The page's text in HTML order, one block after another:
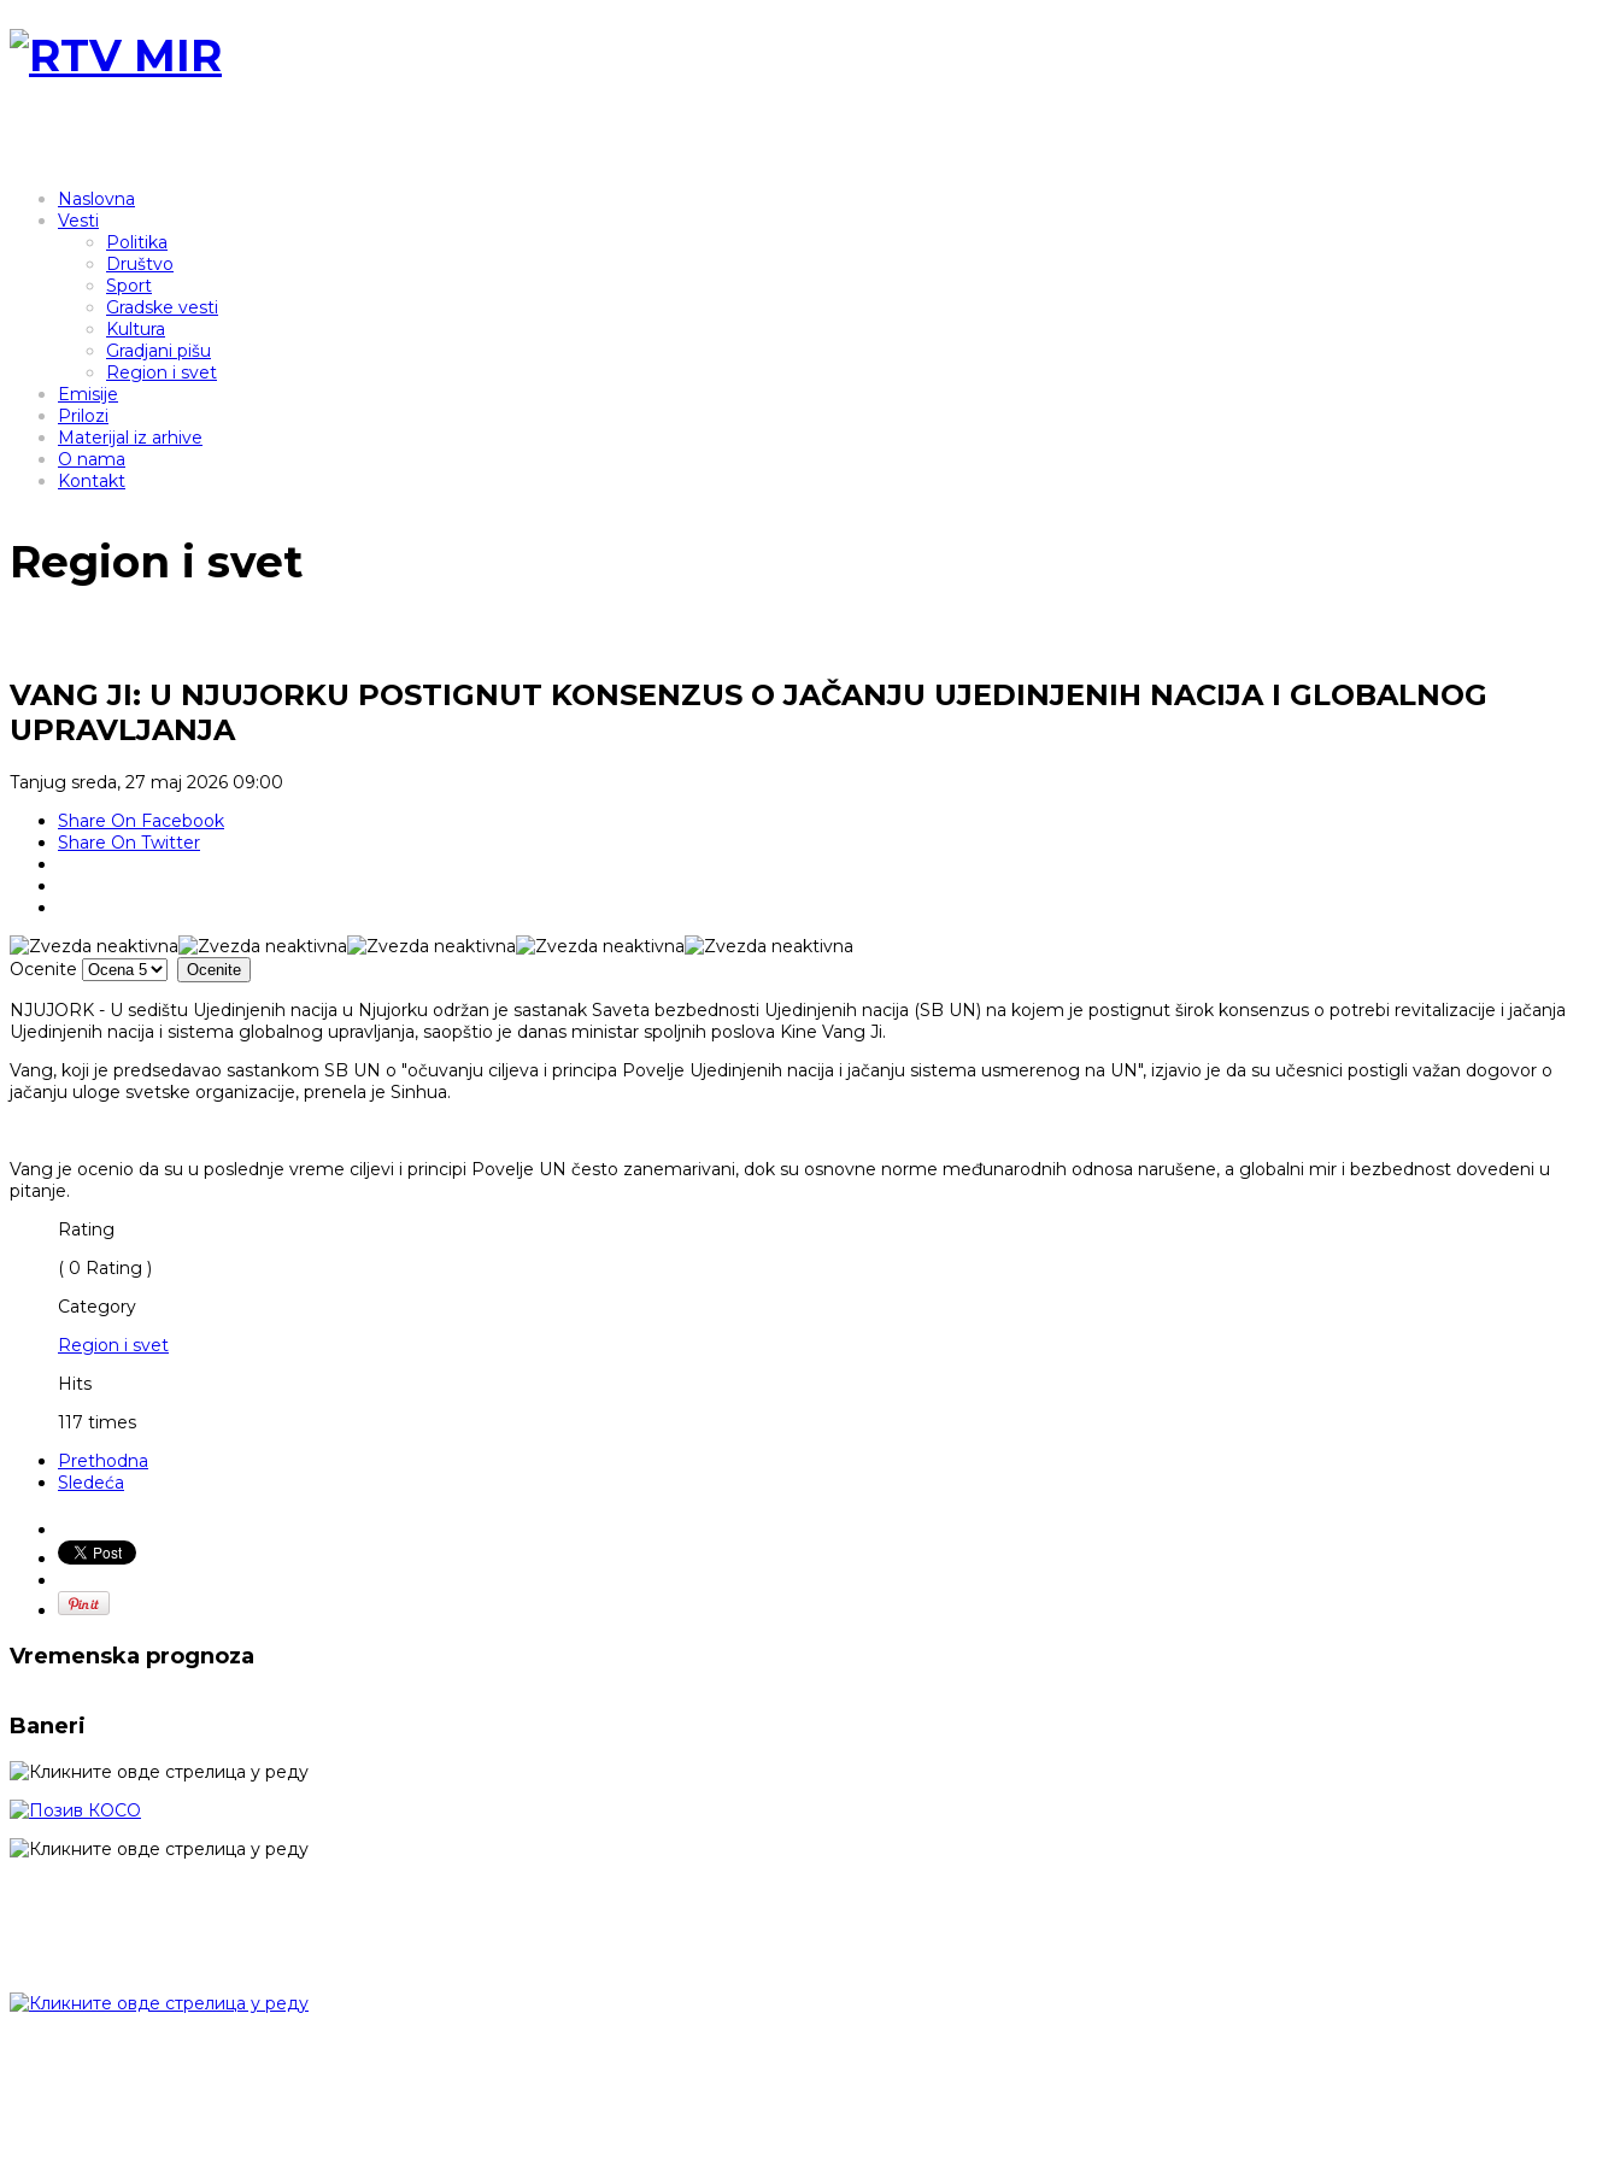
Naslovna
Vesti
Politika
Društvo
Sport
Gradske vesti
Kultura
Gradjani pišu
Region i svet
Emisije
Prilozi
Materijal iz arhive
O nama
Kontakt
Region i svet
VANG JI: U NJUJORKU POSTIGNUT KONSENZUS O JAČANJU UJEDINJENIH NACIJA I GLOBALNOG
UPRAVLJANJA
Tanjug sreda, 27 maj 2026 09:00
Share On Facebook
Share On Twitter
Ocenite
NJUJORK - U sedištu Ujedinjenih nacija u Njujorku održan je sastanak Saveta bezbednosti Ujedinjenih nacija (SB UN) na kojem je postignut širok konsenzus o potrebi revitalizacije i jačanja
Ujedinjenih nacija i sistema globalnog upravljanja, saopštio je danas ministar spoljnih poslova Kine Vang Ji.
Vang, koji je predsedavao sastankom SB UN o "očuvanju ciljeva i principa Povelje Ujedinjenih nacija i jačanju sistema usmerenog na UN", izjavio je da su učesnici postigli važan dogovor o
jačanju uloge svetske organizacije, prenela je Sinhua.
Vang je ocenio da su u poslednje vreme ciljevi i principi Povelje UN često zanemarivani, dok su osnovne norme međunarodnih odnosa narušene, a globalni mir i bezbednost dovedeni u
pitanje.
Rating
( 0 Rating )
Category
Region i svet
Hits
117 times
Prethodna
Sledeća
Vremenska prognoza
Baneri